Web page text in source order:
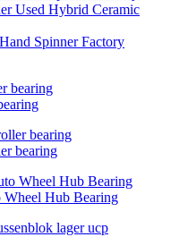
Spinner Factory
bearing
Wheel Hub Bearing